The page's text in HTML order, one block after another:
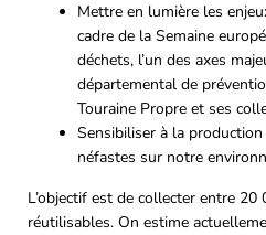
Mettre en lumière les
cadre de la Semaine
déchets, l’un des axes
départemental de
Touraine Propre et ses
Sensibiliser à la
néfastes sur notre
L’objectif est de collecter entre
réutilisables. On estime